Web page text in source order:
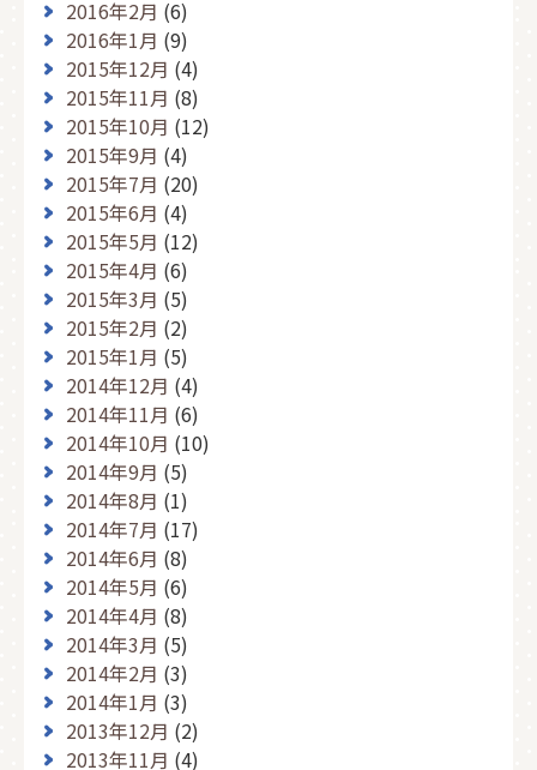
2016年2月 (6)
2016年1月 (9)
2015年12月 (4)
2015年11月 (8)
2015年10月 (12)
2015年9月 (4)
2015年7月 (20)
2015年6月 (4)
2015年5月 (12)
2015年4月 (6)
2015年3月 (5)
2015年2月 (2)
2015年1月 (5)
2014年12月 (4)
2014年11月 (6)
2014年10月 (10)
2014年9月 (5)
2014年8月 (1)
2014年7月 (17)
2014年6月 (8)
2014年5月 (6)
2014年4月 (8)
2014年3月 (5)
2014年2月 (3)
2014年1月 (3)
2013年12月 (2)
2013年11月 (4)